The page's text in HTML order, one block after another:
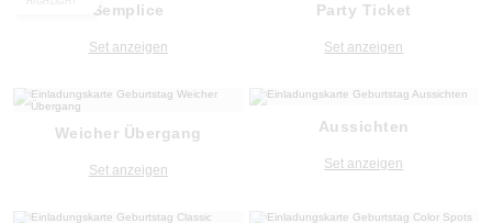
Semplice
Set anzeigen
Party Ticket
Set anzeigen
Weicher Übergang
Set anzeigen
Aussichten
Set anzeigen